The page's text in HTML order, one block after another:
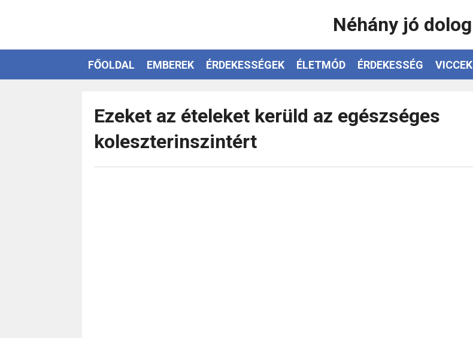
Néhány jó dolog
FŐOLDAL EMBEREK ÉRDEKESSÉGEK ÉLETMÓD ÉRDEKESSÉG VICCEK
Ezeket az ételeket kerüld az egészséges
koleszterinszintért